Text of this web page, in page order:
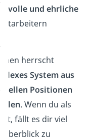
und ehrliche
herrscht
System aus
Positionen
. Wenn du als
fällt es dir viel
Überblick zu